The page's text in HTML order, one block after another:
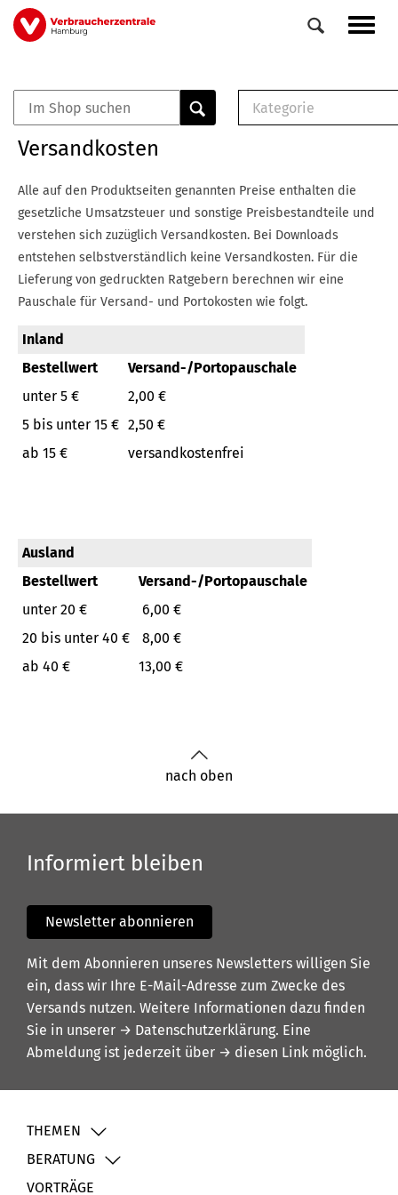
Direkt
zum
Veranstaltungen
0
Kategorie
E-Broschüre
Checklisten (PDF)
Broschüre
Buch
Versandkosten
Alle auf den Produktseiten genannten Preise enthalten die
gesetzliche Umsatzsteuer und sonstige Preisbestandteile und
verstehen sich zuzüglich Versandkosten. Bei Downloads
entstehen selbstverständlich keine Versandkosten. Für die
Lieferung von gedruckten Ratgebern berechnen wir eine
Pauschale für Versand- und Portokosten wie folgt.
Inland
Bestellwert
Versand-/Portopauschale
unter 5 €
2,00 €
5 bis unter 15 € 2,50 €
ab 15 €
versandkostenfrei
Ausland
Bestellwert
Versand-/Portopauschale
unter 20 €
6,00 €
20 bis unter 40 €
8,00 €
ab 40 €
13,00 €
nach oben
Informiert bleiben
Newsletter abonnieren
Mit dem Abonnieren unseres Newsletters willigen Sie
ein, dass wir Ihre E-Mail-Adresse zum Zwecke des
Versands nutzen. Weitere Informationen dazu finden
Sie in unserer → Datenschutzerklärung. Eine
Abmeldung ist jederzeit über → diesen Link möglich.
THEMEN
BERATUNG
VORTRÄGE